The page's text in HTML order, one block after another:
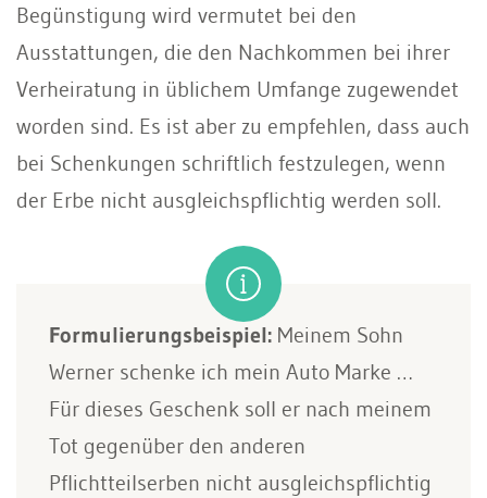
Begünstigung wird vermutet bei den
Ausstattungen, die den Nachkommen bei ihrer
Verheiratung in üblichem Umfange zugewendet
worden sind. Es ist aber zu empfehlen, dass auch
bei Schenkungen schriftlich festzulegen, wenn
der Erbe nicht ausgleichspflichtig werden soll.
Formulierungsbeispiel: Meinem Sohn
Werner schenke ich mein Auto Marke …
Für dieses Geschenk soll er nach meinem
Tot gegenüber den anderen
Pflichtteilserben nicht ausgleichspflichtig